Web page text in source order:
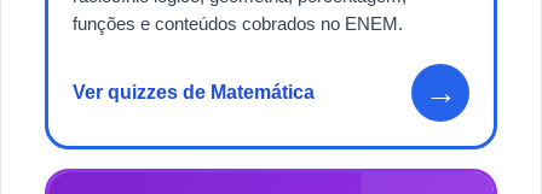
funções e conteúdos cobrados no ENEM.
Ver quizzes de Matemática →